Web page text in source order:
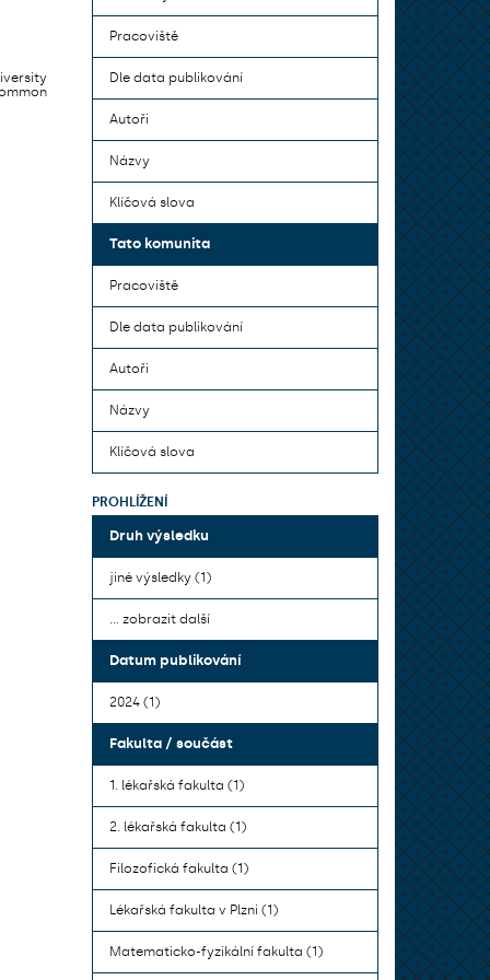
Pracoviště
Dle data publikování
Autoři
Názvy
Klíčová slova
Tato komunita
Pracoviště
Dle data publikování
Autoři
Názvy
Klíčová slova
PROHLÍŽENÍ
Druh výsledku
jiné výsledky (1)
... zobrazit další
Datum publikování
2024 (1)
Fakulta / součást
1. lékařská fakulta (1)
2. lékařská fakulta (1)
Filozofická fakulta (1)
Lékařská fakulta v Plzni (1)
Matematicko-fyzikální fakulta (1)